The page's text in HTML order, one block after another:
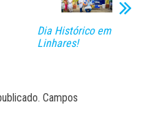
Dia Histórico em
Linhares!
Campos